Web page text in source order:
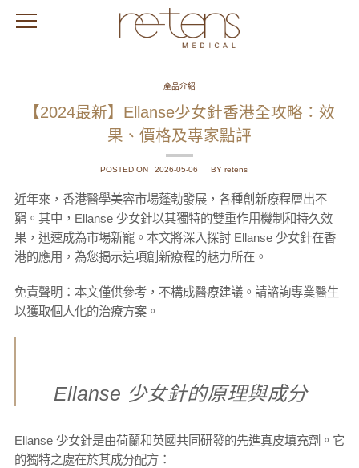
產品介紹
【2024最新】Ellanse少女針香港全攻略：效
果、價格及專家點評
POSTED ON 2026-05-06 BY retens
近年來，香港醫學美容市場蓬勃發展，各種創新療程層出不
窮。其中，Ellanse 少女針以其獨特的雙重作用機制和持久效
果，迅速成為市場新寵。本文將深入探討 Ellanse 少女針在香
港的應用，為您揭示這項創新療程的魅力所在。
免責聲明：本文僅供參考，不構成醫療建議。請諮詢專業醫生
以獲取個人化的治療方案。
Ellanse 少女針的原理與成分
Ellanse 少女針是由荷蘭和英國共同研發的先進真皮填充劑。它
的獨特之處在於其成分配方：